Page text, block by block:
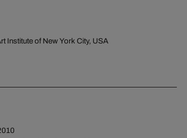
Institute of New York City, USA